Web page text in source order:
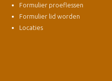
Formulier proeflessen
Formulier lid worden
Locaties